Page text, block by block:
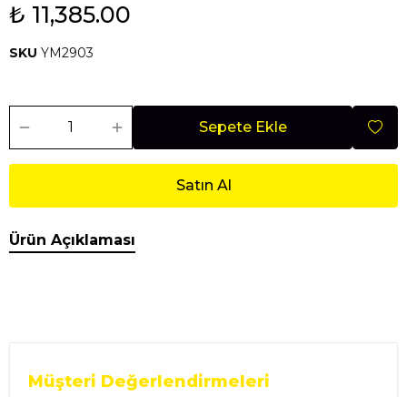
₺ 11,385.00
SKU YM2903
Sepete Ekle
Satın Al
Ürün Açıklaması
Müşteri Değerlendirmeleri